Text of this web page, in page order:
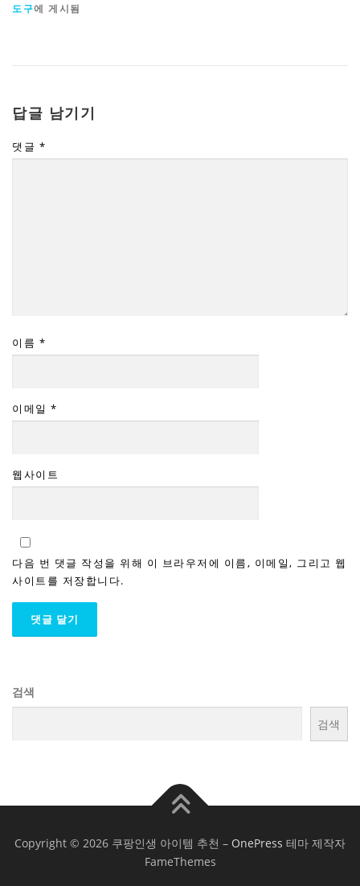
도구에 게시됨
답글 남기기
댓글 *
이름 *
이메일 *
웹사이트
다음 번 댓글 작성을 위해 이 브라우저에 이름, 이메일, 그리고 웹
사이트를 저장합니다.
검색
검색
Copyright © 2026 쿠팡인생 아이템 추천 – OnePress 테마 제작자
FameThemes